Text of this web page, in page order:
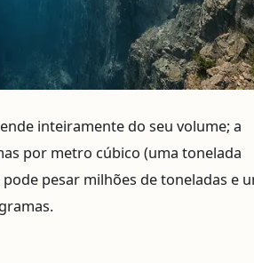
inteiramente do seu volume; a
por metro cúbico (uma tonelada
pesar milhões de toneladas e